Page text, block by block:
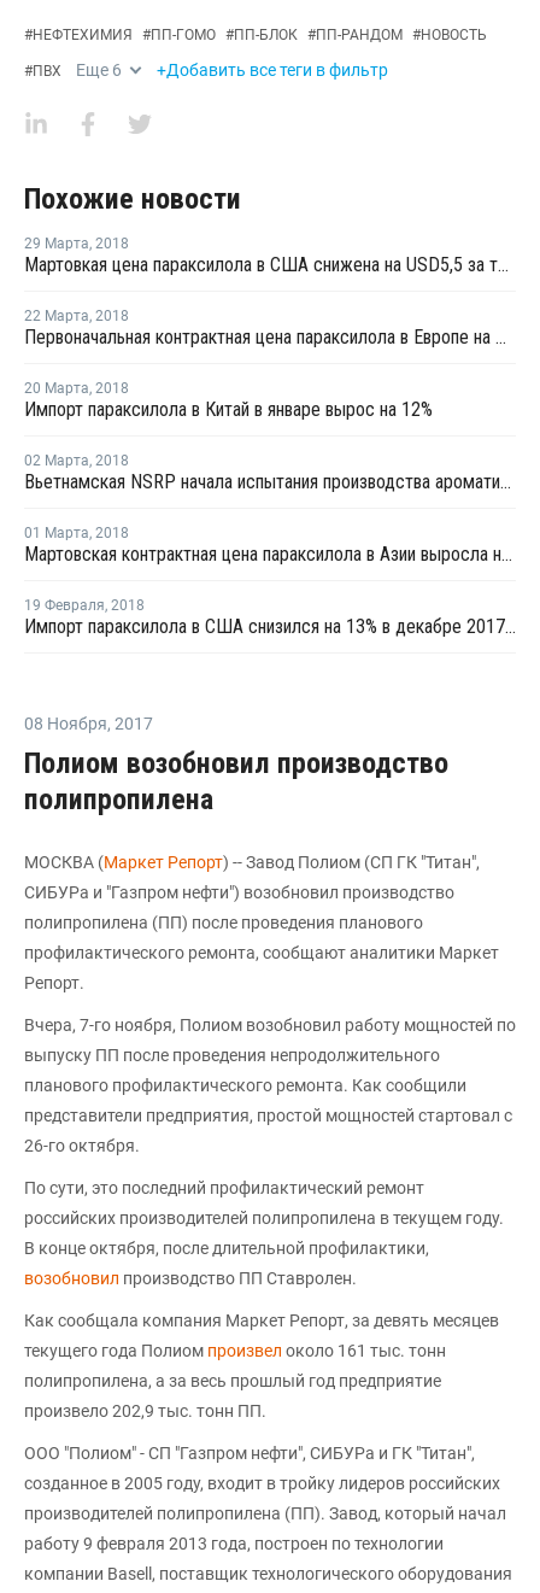
#НЕФТЕХИМИЯ #ПП-ГОМО #ПП-БЛОК #ПП-РАНДОМ #НОВОСТЬ
#ПВХ Еще 6 +Добавить все теги в фильтр
Похожие новости
29 Марта, 2018
Мартовкая цена параксилола в США снижена на USD5,5 за тонну
22 Марта, 2018
Первоначальная контрактная цена параксилола в Европе на март согласована на уровне февраля
20 Марта, 2018
Импорт параксилола в Китай в январе вырос на 12%
02 Марта, 2018
Вьетнамская NSRP начала испытания производства ароматики
01 Марта, 2018
Мартовская контрактная цена параксилола в Азии выросла на USD5 за тонну
19 Февраля, 2018
Импорт параксилола в США снизился на 13% в декабре 2017 года
08 Ноября, 2017
Полиом возобновил производство
полипропилена
МОСКВА (Маркет Репорт) -- Завод Полиом (СП ГК "Титан",
СИБУРа и "Газпром нефти") возобновил производство
полипропилена (ПП) после проведения планового
профилактического ремонта, сообщают аналитики Маркет
Репорт.
Вчера, 7-го ноября, Полиом возобновил работу мощностей по
выпуску ПП после проведения непродолжительного
планового профилактического ремонта. Как сообщили
представители предприятия, простой мощностей стартовал с
26-го октября.
По сути, это последний профилактический ремонт
российских производителей полипропилена в текущем году.
В конце октября, после длительной профилактики,
возобновил производство ПП Ставролен.
Как сообщала компания Маркет Репорт, за девять месяцев
текущего года Полиом произвел около 161 тыс. тонн
полипропилена, а за весь прошлый год предприятие
произвело 202,9 тыс. тонн ПП.
ООО "Полиом" - СП "Газпром нефти", СИБУРа и ГК "Титан",
созданное в 2005 году, входит в тройку лидеров российских
производителей полипропилена (ПП). Завод, который начал
работу 9 февраля 2013 года, построен по технологии
компании Basell, поставщик технологического оборудования